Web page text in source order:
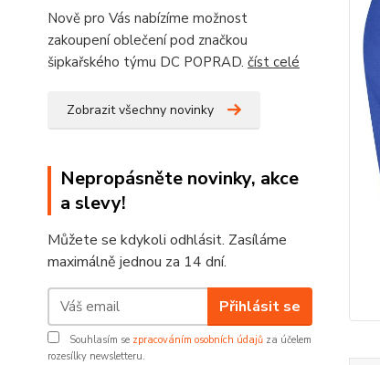
Nově pro Vás nabízíme možnost
zakoupení oblečení pod značkou
šipkařského týmu DC POPRAD. číst celé
Zobrazit všechny novinky
Nepropásněte novinky, akce
a slevy!
Můžete se kdykoli odhlásit. Zasíláme
maximálně jednou za 14 dní.
Přihlásit se
Souhlasím se zpracováním osobních údajů za účelem
rozesílky newsletteru.